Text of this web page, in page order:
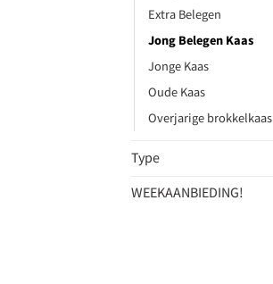
Extra Belegen
Jong Belegen Kaas
Jonge Kaas
Oude Kaas
Overjarige brokkelkaas
Type
WEEKAANBIEDING!